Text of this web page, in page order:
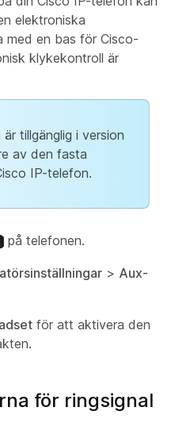
elektroniska
en bas för Cisco-
klykekontroll är
tillgänglig i version
av den fasta
IP-telefon.
på telefonen.
> Aux-
för att aktivera den
för ringsignal